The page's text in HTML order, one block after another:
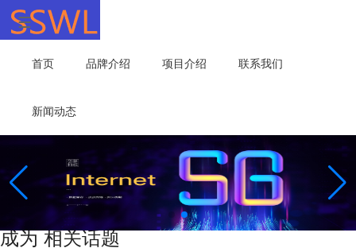
首页 品牌介绍 项目介绍 联系我们
新闻动态
成为 相关话题